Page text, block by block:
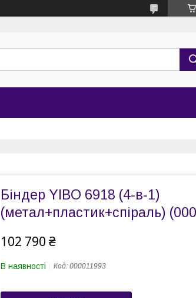
Біндер YIBO 6918 (4-в-1)
(метал+пластик+спіраль)
102 790 ₴
В наявності Код: 000011993